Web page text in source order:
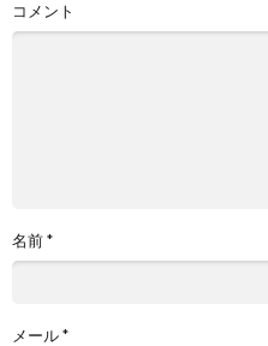
コメント
名前*
メール*